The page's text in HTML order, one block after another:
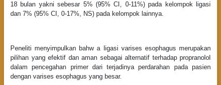
18 bulan yakni sebesar 5% (95% CI, 0-11%) pada kelompok ligasi
dan 7% (95% CI, 0-17%, NS) pada kelompok lainnya.
Peneliti menyimpulkan bahw a ligasi varises esophagus merupakan
pilihan yang efektif dan aman sebagai alternatif terhadap propranolol
dalam pencegahan primer dari terjadinya perdarahan pada pasien
dengan varises esophagus yang besar.